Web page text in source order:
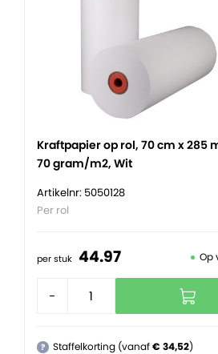
Kraftpapier op rol, 70 cm x 285
70 gram/m2, Wit
Artikelnr: 5050128
Per rol
per stuk 44.97 Op
-
? Staffelkorting (vanaf€ 34,52)